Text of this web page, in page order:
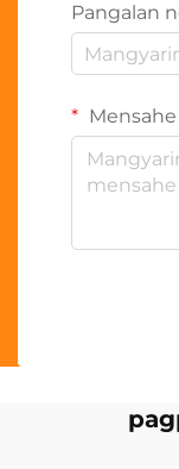
Pangalan
Mensahe